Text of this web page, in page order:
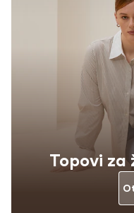
Topovi za